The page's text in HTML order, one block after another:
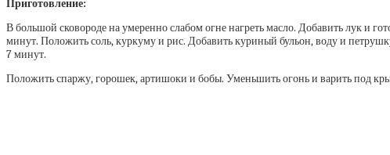
Приготовление:
В большой сковороде на умеренно слабом огне нагреть масло. Добавить лук и
минут. Положить соль, куркуму и рис. Добавить куриный бульон, воду и
7 минут.
Положить спаржу, горошек, артишоки и бобы. Уменьшить огонь и варить под